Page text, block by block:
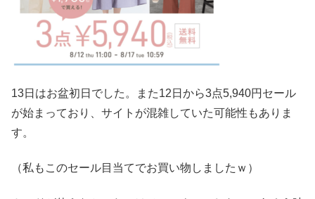
13日はお盆初日でした。また12日から3点5,940円セール
が始まっており、サイトが混雑していた可能性もありま
す。
（私もこのセール目当てでお買い物しましたｗ）